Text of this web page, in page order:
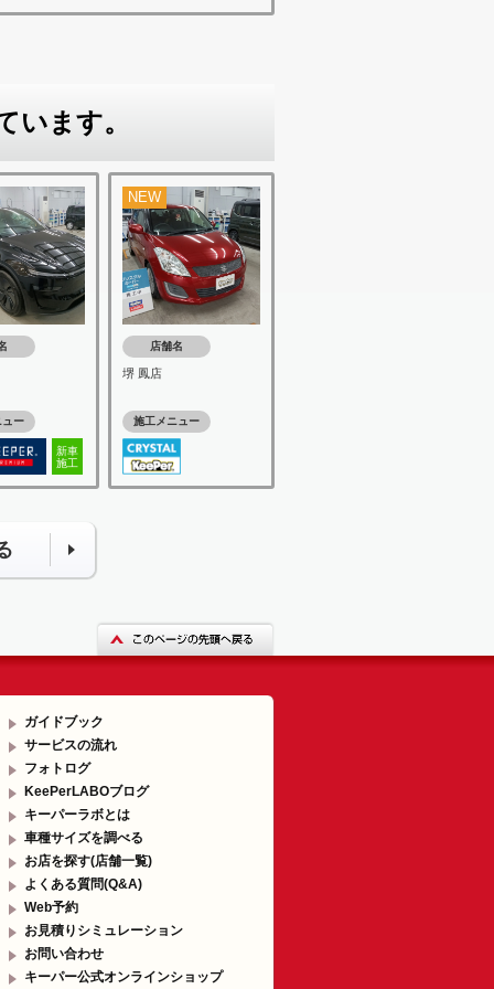
います。
ー
新車
施工
NEW
店舗名
堺 鳳店
施工メニュー
ガイドブック
サービスの流れ
フォトログ
KeePerLABOブログ
キーパーラボとは
車種サイズを調べる
お店を探す(店舗一覧)
よくある質問(Q&A)
Web予約
お見積りシミュレーション
お問い合わせ
キーパー公式オンラインショップ